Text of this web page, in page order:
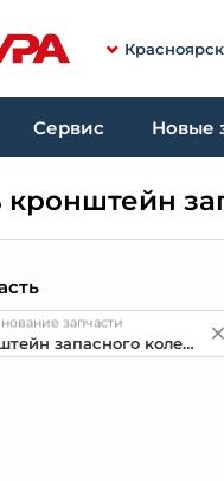
Красноярск
Сервис Новые
кронштейн
запчасти